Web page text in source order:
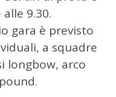
9.30.
gara è previsto
a squadre
longbow, arco